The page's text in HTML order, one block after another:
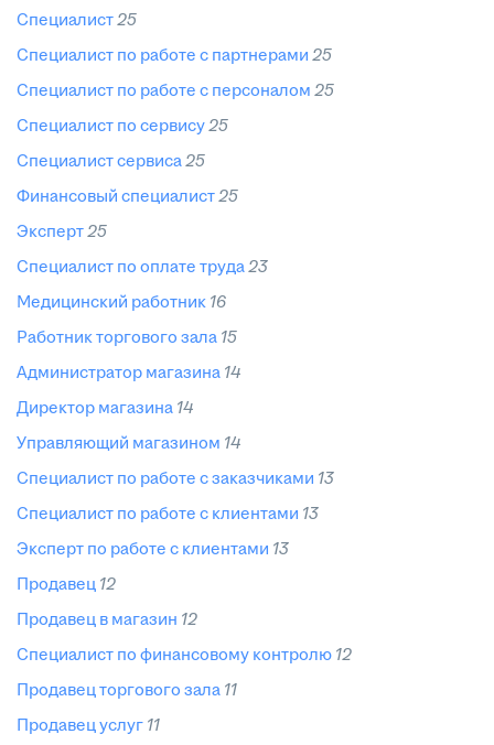
специалист 25
специалист по работе с партнерами 25
специалист по работе с персоналом 25
специалист по сервису 25
специалист сервиса 25
финансовый специалист 25
эксперт 25
специалист по оплате труда 23
медицинский работник 16
работник торгового зала 15
администратор магазина 14
директор магазина 14
управляющий магазином 14
специалист по работе с заказчиками 13
специалист по работе с клиентами 13
эксперт по работе с клиентами 13
продавец 12
продавец в магазин 12
специалист по финансовому контролю 12
продавец торгового зала 11
продавец услуг 11